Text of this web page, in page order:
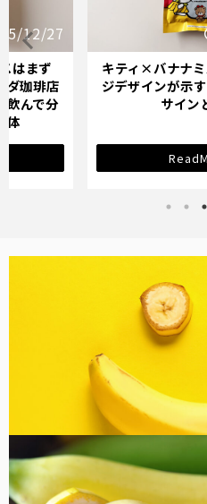
12/27
はまず
ダ珈琲店
飲んで分
体
キティ×バナナ
ジデザインが示
サイン
コラム